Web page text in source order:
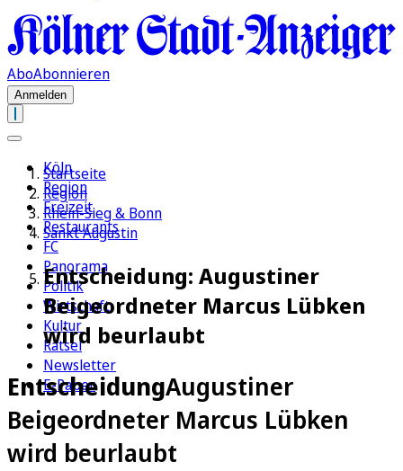
AboAbonnieren
Anmelden
Köln
Region
Freizeit
Restaurants
FC
Panorama
Politik
Wirtschaft
Kultur
Rätsel
Newsletter
E-Paper
Startseite
Region
Rhein-Sieg & Bonn
Sankt Augustin
Entscheidung: Augustiner
Beigeordneter Marcus Lübken
wird beurlaubt
EntscheidungAugustiner
Beigeordneter Marcus Lübken
wird beurlaubt